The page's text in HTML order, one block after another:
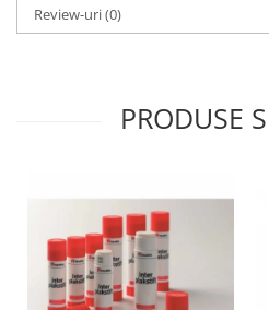
Joc imaginativ
Pregătirea scrierii de mână
Secventialitate
Sortare si numarare
Stiinte
Review-uri(0)
PRODUSE